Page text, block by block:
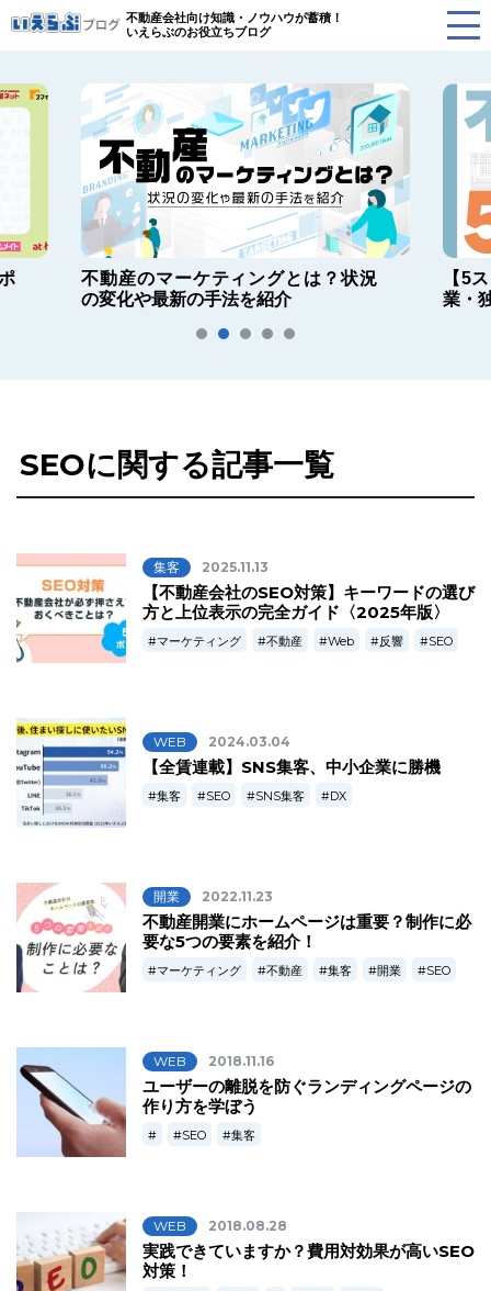
不動産会社向け知識・ノウハウが蓄積！
いえらぶのお役立ちブログ
不動産のマーケティングとは？状況
の変化や最新の手法を紹介
【5
業・
SEOに関する記事一覧
集客 2025.11.13
【不動産会社のSEO対策】キーワードの選び
方と上位表示の完全ガイド〈2025年版〉
マーケティング 不動産 Web 反響 SEO
WEB 2024.03.04
【全賃連載】SNS集客、中小企業に勝機
集客 SEO SNS集客 DX
開業 2022.11.23
不動産開業にホームページは重要？制作に必
要な5つの要素を紹介！
マーケティング 不動産 集客 開業 SEO
WEB 2018.11.16
ユーザーの離脱を防ぐランディングページの
作り方を学ぼう
SEO 集客
WEB 2018.08.28
実践できていますか？費用対効果が高いSEO
対策！